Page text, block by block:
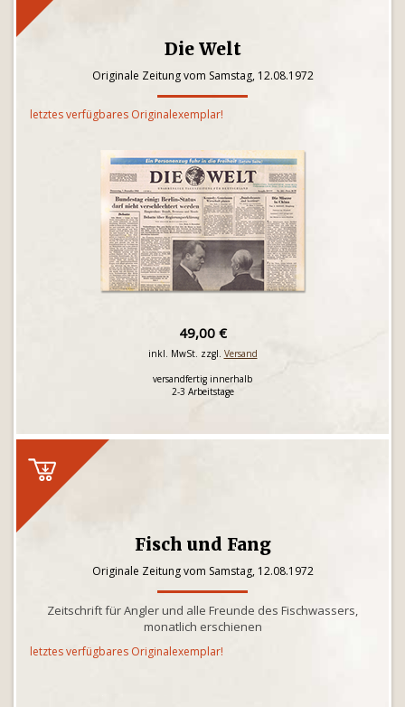
Die Welt
Originale Zeitung vom Samstag, 12.08.1972
letztes verfügbares Originalexemplar!
49,00 €
inkl. MwSt. zzgl. Versand
versandfertig innerhalb
2-3 Arbeitstage
Fisch und Fang
Originale Zeitung vom Samstag, 12.08.1972
Zeitschrift für Angler und alle Freunde des Fischwassers,
monatlich erschienen
letztes verfügbares Originalexemplar!